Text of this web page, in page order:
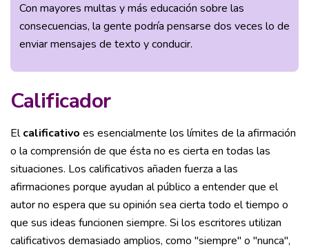
Con mayores multas y más educación sobre las
consecuencias, la gente podría pensarse dos veces lo de
enviar mensajes de texto y conducir.
Calificador
Elcalificativo es esencialmente los límites de la afirmación
o la comprensión de que ésta no es cierta en todas las
situaciones. Los calificativos añaden fuerza a las
afirmaciones porque ayudan al público a entender que el
autor no espera que su opinión sea cierta todo el tiempo o
que sus ideas funcionen siempre. Si los escritores utilizan
calificativos demasiado amplios, como "siempre" o "nunca",